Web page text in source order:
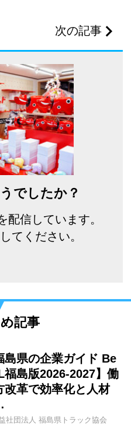
次の記事
でしたか？
配信しています。
てください。
記事
島県の企業ガイド Be
福島版2026-2027】働
改革で効率化と人材
社団法人 福島県トラック協会